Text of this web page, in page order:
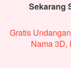
Sekarang
Gratis
Nama 3D,